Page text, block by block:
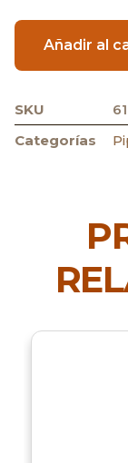
Añadir al
SKU
Categorías